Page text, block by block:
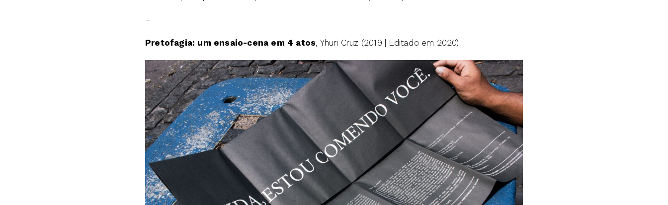
–
Pretofagia: um ensaio-cena em 4 atos, Yhuri Cruz (2019 | Editado em 2020)